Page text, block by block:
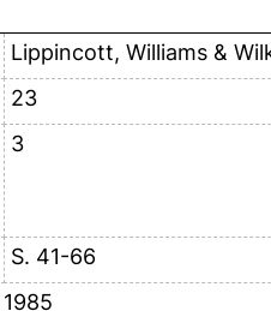
Lippincott, Williams &
23
3
S. 41-66
1985